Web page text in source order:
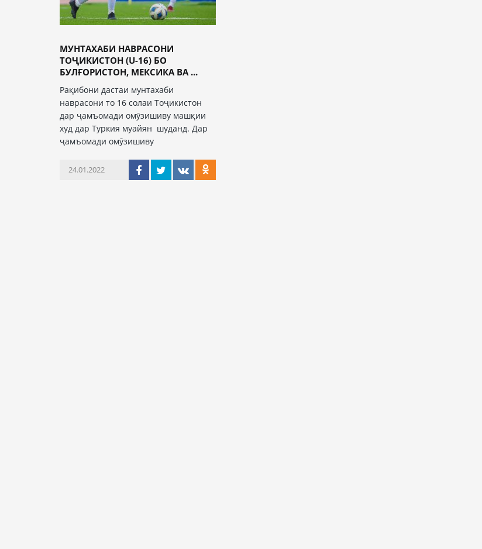
МУНТАХАБИ НАВРАСОНИ
ТОҶИКИСТОН (U-16) БО
БУЛҒОРИСТОН, МЕКСИКА ВА ...
Рақибони дастаи мунтахаби
наврасони то 16 солаи Тоҷикистон
дар ҷамъомади омӯзишиву машқии
худ дар Туркия муайян шуданд. Дар
ҷамъомади омӯзишиву
24.01.2022